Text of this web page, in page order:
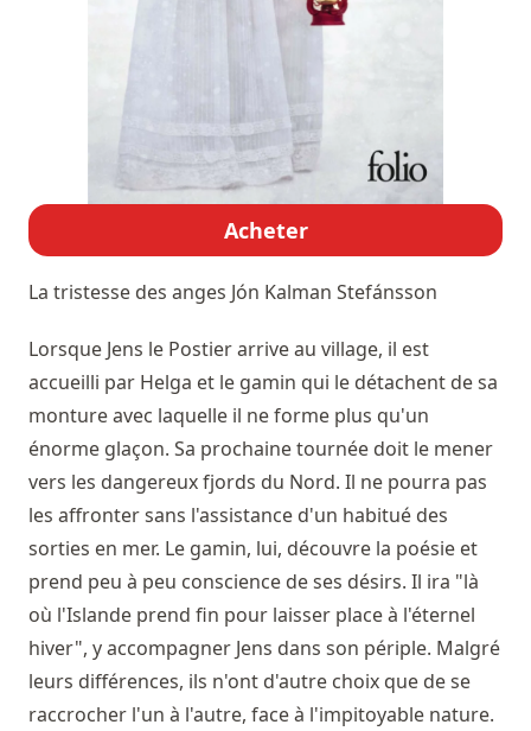
Acheter
La tristesse des anges Jón Kalman Stefánsson
Lorsque Jens le Postier arrive au village, il est
accueilli par Helga et le gamin qui le détachent de sa
monture avec laquelle il ne forme plus qu'un
énorme glaçon. Sa prochaine tournée doit le mener
vers les dangereux fjords du Nord. Il ne pourra pas
les affronter sans l'assistance d'un habitué des
sorties en mer. Le gamin, lui, découvre la poésie et
prend peu à peu conscience de ses désirs. Il ira "là
où l'Islande prend fin pour laisser place à l'éternel
hiver", y accompagner Jens dans son périple. Malgré
leurs différences, ils n'ont d'autre choix que de se
raccrocher l'un à l'autre, face à l'impitoyable nature.